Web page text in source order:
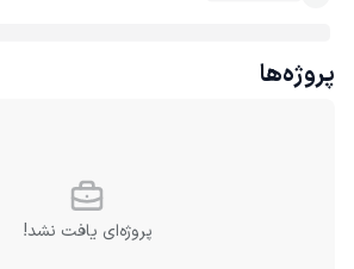
پروژه‌ها
پروژه‌ای یافت نشد!